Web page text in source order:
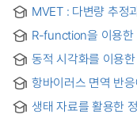
MVET : 다변량 추정
R-function을 이용한
동적 시각화를 이용
geovisualization
항바이러스 면역 반
immune responses
생태 자료를 활용한